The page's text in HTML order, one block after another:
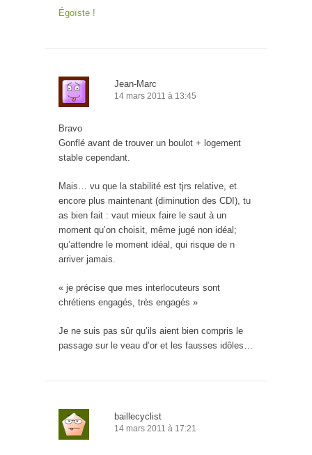
Égoïste !
Jean-Marc
14 mars 2011 à 13:45
Bravo
Gonflé avant de trouver un boulot + logement
stable cependant.
Mais… vu que la stabilité est tjrs relative, et
encore plus maintenant (diminution des CDI), tu
as bien fait : vaut mieux faire le saut à un
moment qu’on choisit, même jugé non idéal;
qu’attendre le moment idéal, qui risque de n
arriver jamais.
« je précise que mes interlocuteurs sont
chrétiens engagés, très engagés »
Je ne suis pas sûr qu’ils aient bien compris le
passage sur le veau d’or et les fausses idôles…
baillecyclist
14 mars 2011 à 17:21